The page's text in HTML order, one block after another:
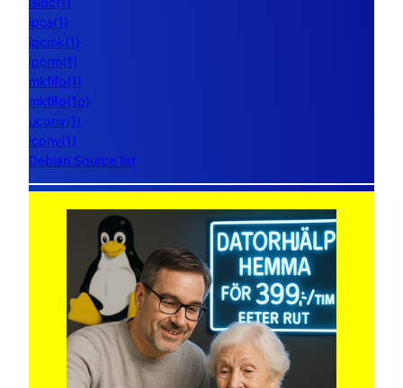
ipcs(1)
ipcmk(1)
ipcrm(1)
mkfifo(1)
mkfifo(1p)
uconv(1)
iconv(1)
Debian Source list